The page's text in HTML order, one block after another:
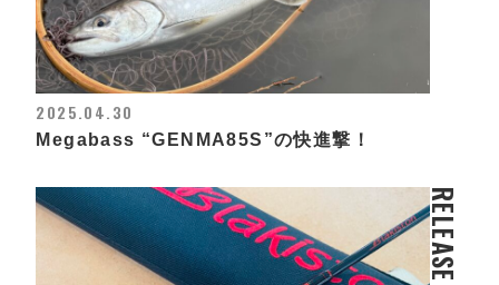
2025.04.30
Megabass “GENMA85S”の快進撃！
RELEASE